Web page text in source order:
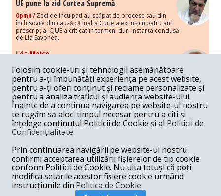
UE pune la zid Curtea Supremă
Opinii / Zeci de inculpați au scăpat de procese sau din
închisoare din cauză că Înalta Curte a extins cu patru ani
prescripția. CJUE a criticat în termeni duri instanța condusă
de Lia Savonea.
LidiaMoise
Costurile economice ale haosului politic
Opinii / Economia nu poate rezista cu retorica falsă a
susținerii intereselor poporului, care, de fapt, ascunde
obsesia menținerii privilegiilor și a averilor unor caste.
Melania Cincea
Noi puseuri de xenofobie din partea românilor
„neaoși”
Periodic, în spațiul public sunt voci care lansează
mesaje xenofobe la adresa câte unui politician care deranjează un
anumit grup politico-mediatic, într-un anumit moment.
ArmandGosu
Unirea cu Moldova: modele istorice
Unirea cu Moldova depinde de intensitatea
Folosim cookie-uri și tehnologii asemănătoare
pentru a-ți îmbunătăți experiența pe acest website,
pentru a-ți oferi conținut și reclame personalizate și
pentru a analiza traficul și audiența website-ului.
Înainte de a continua navigarea pe website-ul nostru
te rugăm să aloci timpul necesar pentru a citi și
înțelege conținutul Politicii de Cookie și al Politicii de
Confidențialitate.
Prin continuarea navigării pe website-ul nostru
confirmi acceptarea utilizării fișierelor de tip cookie
conform Politicii de Cookie. Nu uita totuși că poți
modifica setările acestor fișiere cookie urmând
instrucțiunile din Politica de Cookie.